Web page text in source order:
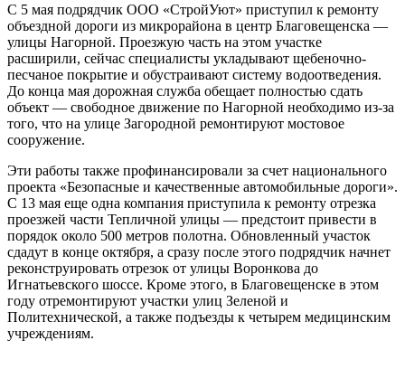
С 5 мая подрядчик ООО «СтройУют» приступил к ремонту
объездной дороги из микрорайона в центр Благовещенска —
улицы Нагорной. Проезжую часть на этом участке
расширили, сейчас специалисты укладывают щебеночно-
песчаное покрытие и обустраивают систему водоотведения.
До конца мая дорожная служба обещает полностью сдать
объект — свободное движение по Нагорной необходимо из-за
того, что на улице Загородной ремонтируют мостовое
сооружение.
Эти работы также профинансировали за счет национального
проекта «Безопасные и качественные автомобильные дороги».
С 13 мая еще одна компания приступила к ремонту отрезка
проезжей части Тепличной улицы — предстоит привести в
порядок около 500 метров полотна. Обновленный участок
сдадут в конце октября, а сразу после этого подрядчик начнет
реконструировать отрезок от улицы Воронкова до
Игнатьевского шоссе. Кроме этого, в Благовещенске в этом
году отремонтируют участки улиц Зеленой и
Политехнической, а также подъезды к четырем медицинским
учреждениям.